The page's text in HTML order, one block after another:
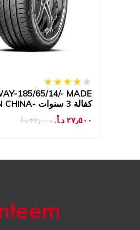
185/65/14/- MADE
IN CHINA- كفالة 3 سنوات
٣٢٫٠٠٠ د.أ.‏ ٢٧٫٥٠٠ د.أ.‏